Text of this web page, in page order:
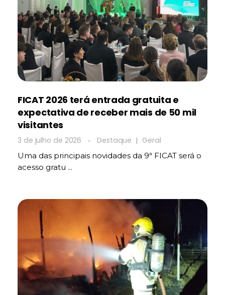
FICAT 2026 terá entrada gratuita e
expectativa de receber mais de 50 mil
visitantes
3 de julho de 2026 Destaque Geral
Uma das principais novidades da 9ª FICAT será o
acesso gratu ...